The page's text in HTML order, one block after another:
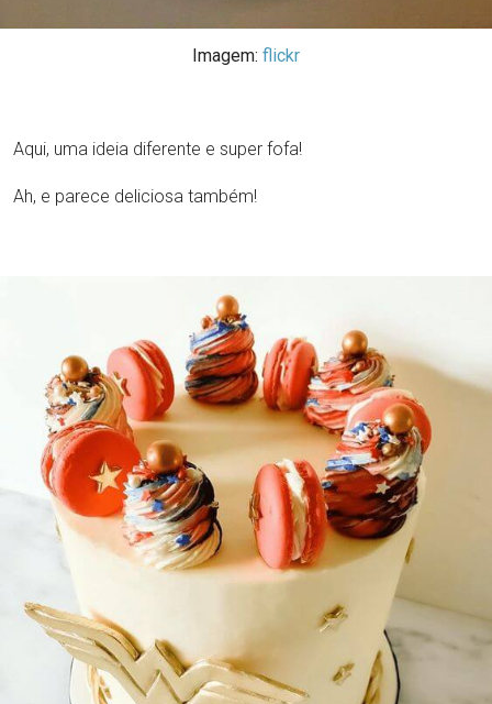
Imagem: flickr
Aqui, uma ideia diferente e super fofa!
Ah, e parece deliciosa também!